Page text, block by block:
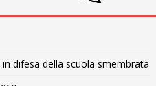
difesa della scuola smembrata